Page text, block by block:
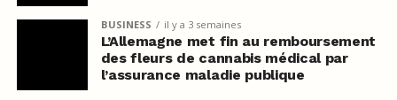
BUSINESS il y a 3 semaines
L’Allemagne met fin au remboursement
des fleurs de cannabis médical par
l’assurance maladie publique